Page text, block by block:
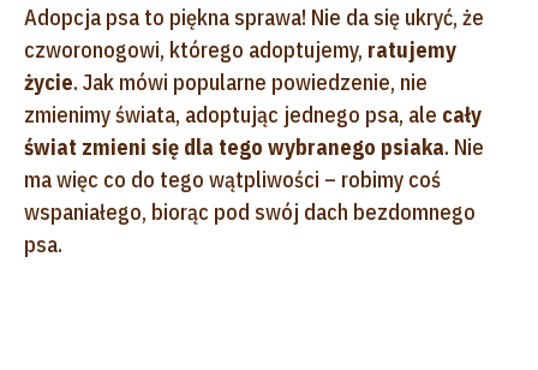
Adopcja psa to piękna sprawa! Nie da się ukryć, że
czworonogowi, którego adoptujemy, ratujemy
życie. Jak mówi popularne powiedzenie, nie
zmienimy świata, adoptując jednego psa, ale cały
świat zmieni się dla tego wybranego psiaka. Nie
ma więc co do tego wątpliwości – robimy coś
wspaniałego, biorąc pod swój dach bezdomnego
psa.